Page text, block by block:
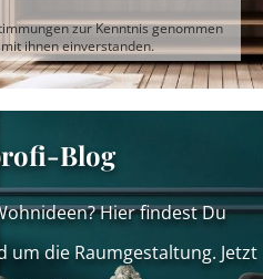
zur Kenntnis genommen
ihnen einverstanden.
Blog
Hier findest Du
die Raumgestaltung. Jetzt